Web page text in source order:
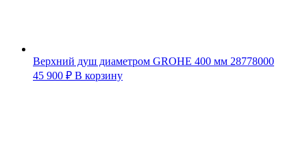
Верхний душ диаметром GROHE 400 мм 28778000
45 900 ₽ В корзину